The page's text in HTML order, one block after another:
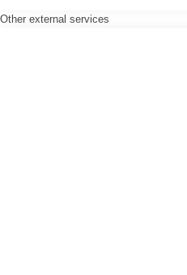
Other external services